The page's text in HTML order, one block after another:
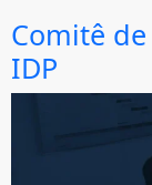
Comitê
IDP